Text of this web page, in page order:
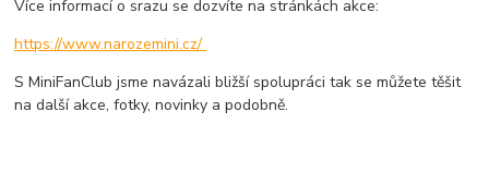
Více informací o srazu se dozvíte na stránkách akce:
https://www.narozemini.cz/
S MiniFanClub jsme navázali bližší spolupráci tak se můžete těšit
na další akce, fotky, novinky a podobně.